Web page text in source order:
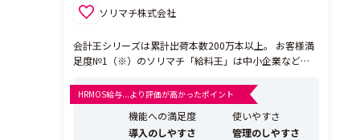
ソリマチ株式会社
会計王シリーズは累計出荷本数200万本以上。 お客様満
足度№1（※）のソリマチ「給料王」は中小企業など小
算ソフトを使う方でも、かんたん、安心サポート充実。
■サポートサービス3ヶ月無料で導入安心！ ■給料王専
門スタッフによる最大3ヶ月無料の電話サポー...
HRMOS給与...より評価が高かったポイント
機能への満足度
使いやすさ
導入のしやすさ
管理のしやすさ